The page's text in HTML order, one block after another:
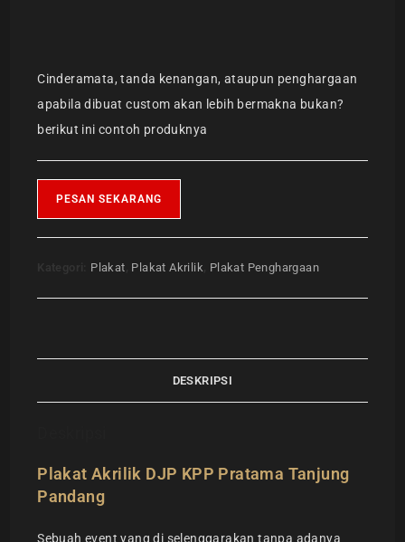
Cinderamata, tanda kenangan, ataupun penghargaan
apabila dibuat custom akan lebih bermakna bukan?
berikut ini contoh produknya
PESAN SEKARANG
Plakat Plakat Akrilik Plakat Penghargaan
DESKRIPSI
Plakat Akrilik DJP KPP Pratama Tanjung
Pandang
Sebuah event yang di selenggarakan tanpa adanya